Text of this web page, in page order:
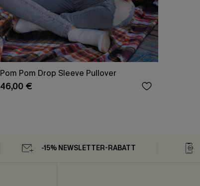
Pom Pom Drop Sleeve Pullover
46,00 €
-15% NEWSLETTER-RABATT